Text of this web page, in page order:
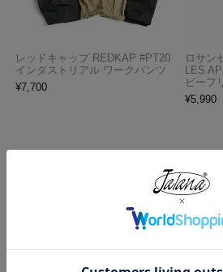
レッドキャップ REDKAP #PT20
インダストリアル ワークパンツ
¥7,700
ロサン
LES
ビーフ
¥5,990